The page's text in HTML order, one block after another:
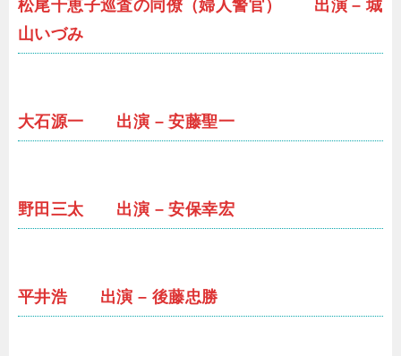
松尾千恵子巡査の同僚（婦人警官） 出演 – 城
山いづみ
大石源一 出演 – 安藤聖一
野田三太 出演 – 安保幸宏
平井浩 出演 – 後藤忠勝